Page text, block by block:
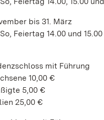
bis 31. März
Feiertag 14.00 und
mit Führung
10,00 €
5,00 €
25,00 €